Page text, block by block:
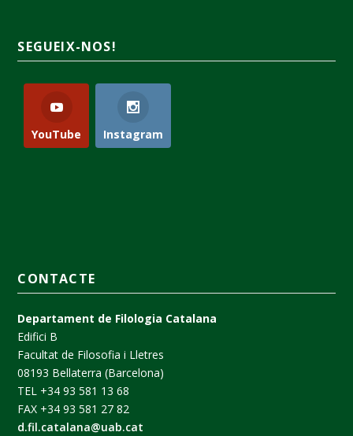
SEGUEIX-NOS!
YouTube Instagram
CONTACTE
Departament de Filologia Catalana
Edifici B
Facultat de Filosofia i Lletres
08193 Bellaterra (Barcelona)
TEL +34 93 581 13 68
FAX +34 93 581 27 82
d.fil.catalana@uab.cat